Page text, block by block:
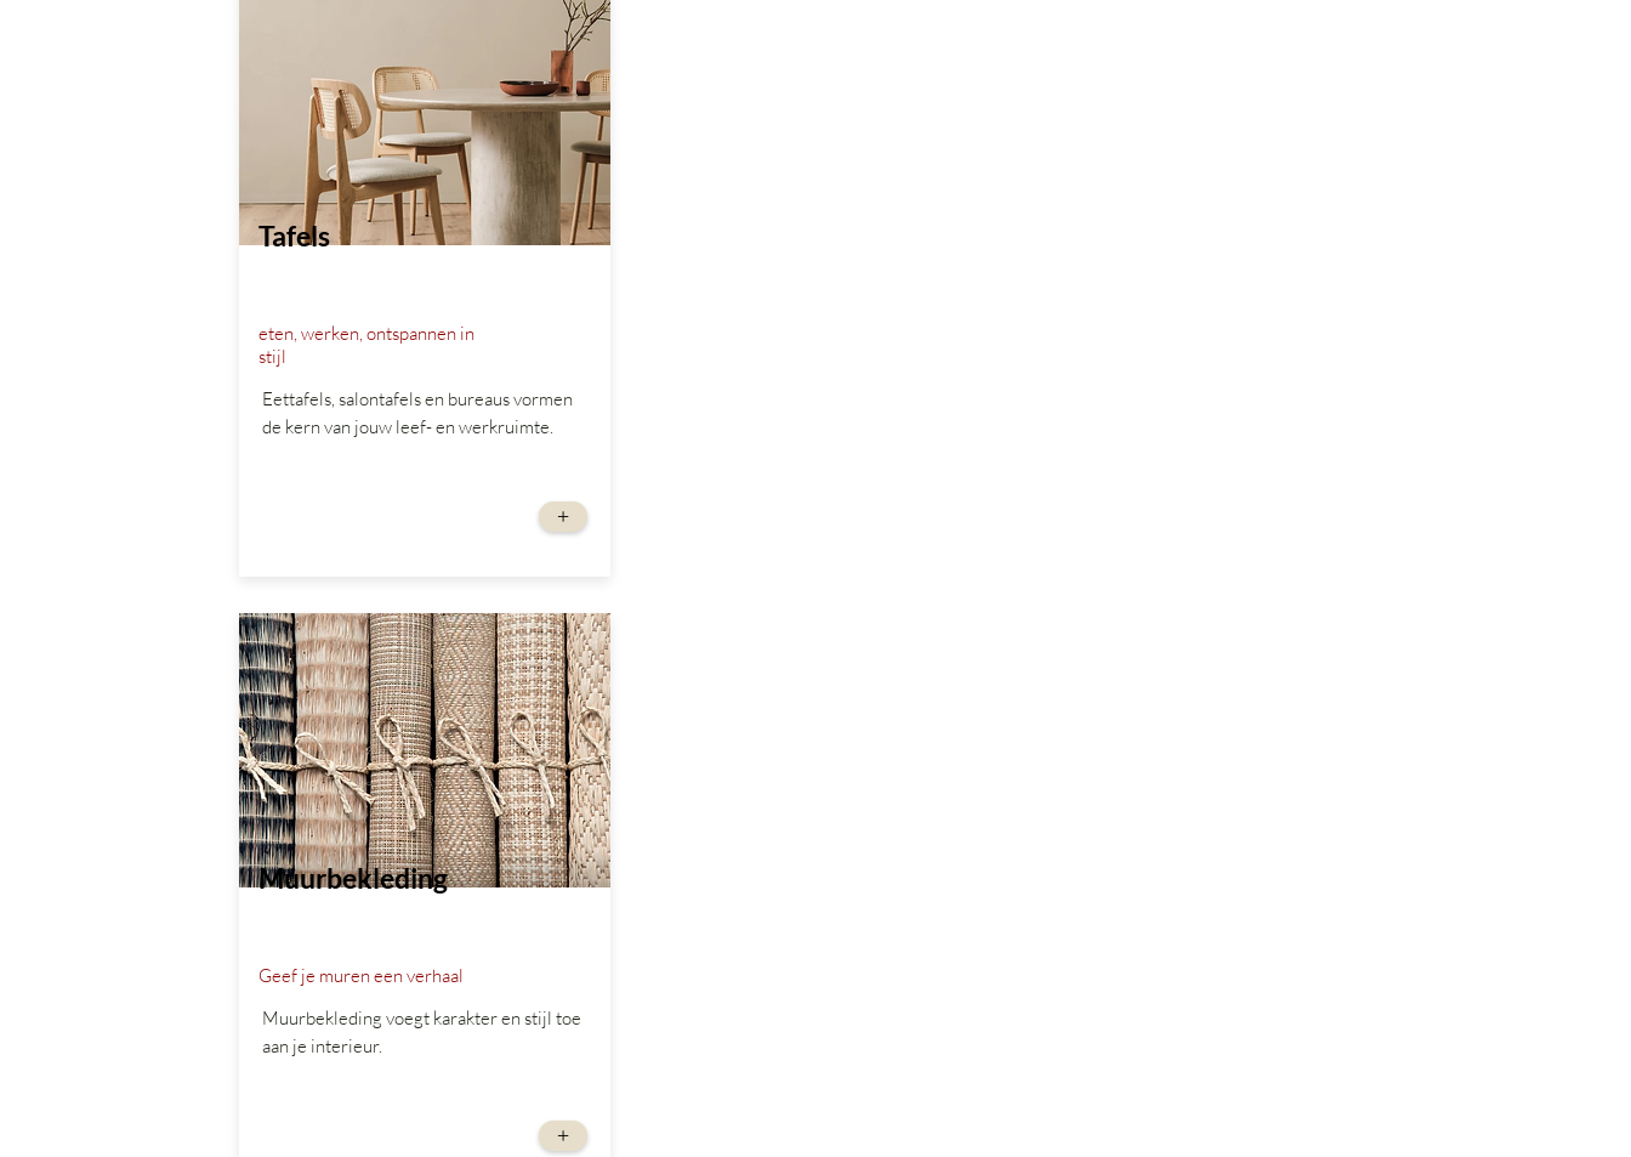
Tafels
eten, werken, ontspannen in
stijl
Eettafels, salontafels en bureaus vormen
de kern van jouw leef- en werkruimte.
+
Muurbekleding
Geef je muren een verhaal
Muurbekleding voegt karakter en stijl toe
aan je interieur.
+